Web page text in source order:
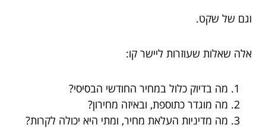
וגם של שקט.
אלה שאלות שעוזרות ליישר קו:
מה בדיוק כלול במחיר החודשי הבסיסי?
מה מוגדר כתוספת, ובאיזה מחירון?
מה מדיניות העלאת מחיר, ומתי היא יכולה לקרות?